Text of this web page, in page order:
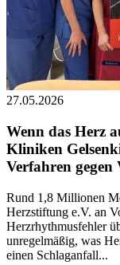
27.05.2026
Wenn das Herz
Kliniken
Verfahren
Rund 1,8 Millionen
Herzstiftung e.V. an
Herzrhythmusfehler
unregelmäßig, was
einen Schlaganfall...